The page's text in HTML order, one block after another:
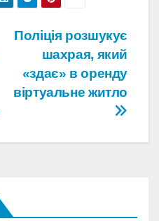
Поліція розшукує
шахрая, який
«здає» в оренду
віртуальне житло